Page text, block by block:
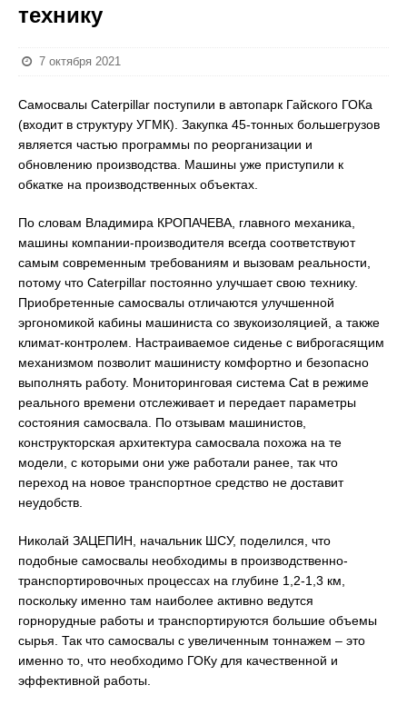
технику
7 октября 2021
Самосвалы Caterpillar поступили в автопарк Гайского ГОКа
(входит в структуру УГМК). Закупка 45-тонных большегрузов
является частью программы по реорганизации и
обновлению производства. Машины уже приступили к
обкатке на производственных объектах.
По словам Владимира КРОПАЧЕВА, главного механика,
машины компании-производителя всегда соответствуют
самым современным требованиям и вызовам реальности,
потому что Caterpillar постоянно улучшает свою технику.
Приобретенные самосвалы отличаются улучшенной
эргономикой кабины машиниста со звукоизоляцией, а также
климат-контролем. Настраиваемое сиденье с виброгасящим
механизмом позволит машинисту комфортно и безопасно
выполнять работу. Мониторинговая система Cat в режиме
реального времени отслеживает и передает параметры
состояния самосвала. По отзывам машинистов,
конструкторская архитектура самосвала похожа на те
модели, с которыми они уже работали ранее, так что
переход на новое транспортное средство не доставит
неудобств.
Николай ЗАЦЕПИН, начальник ШСУ, поделился, что
подобные самосвалы необходимы в производственно-
транспортировочных процессах на глубине 1,2-1,3 км,
поскольку именно там наиболее активно ведутся
горнорудные работы и транспортируются большие объемы
сырья. Так что самосвалы с увеличенным тоннажем – это
именно то, что необходимо ГОКу для качественной и
эффективной работы.